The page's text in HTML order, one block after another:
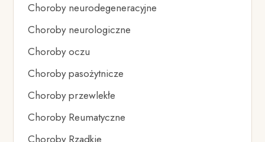
Choroby neurodegeneracyjne
Choroby neurologiczne
Choroby oczu
Choroby pasożytnicze
Choroby przewlekłe
Choroby Reumatyczne
Choroby Rzadkie